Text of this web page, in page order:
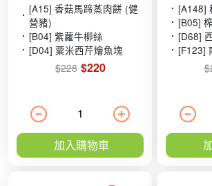
[A15] 香菇馬蹄蒸肉餅 (健
營豬)
[B04] 紫蘿牛柳絲
[D04] 粟米西芹燴魚塊
$228 $220
加入購物車
[A148]
[B05]
[D68]
[F123]